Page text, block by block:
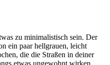
zu minimalistisch sein. Der
ein paar hellgrauen, leicht
die die Straßen in deiner
etwas ungewohnt wirken,